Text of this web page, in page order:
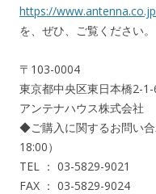
https://
を、ぜひ、ご覧ください。
〒103-0004
東京都中央区東日本橋2-
アンテナハウス株式会社
◆ご購入に関するお問い
18:00）
TEL ： 03-5829-9021
FAX ： 03-5829-9024